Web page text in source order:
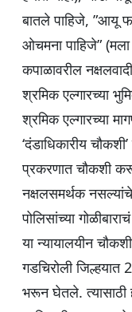
बातले पाहिजे, ”आयू
ओचमना पाहिजे” (मला
कपाळावरील
श्रमिक एल्गारच्या
श्रमिक एल्गारच्या
‘दंडाधिकारीय
प्रकरणात चौकशी
नक्षलसमर्थक
पोलिसांच्या
या न्यायालयीन
गडचिरोली जिल्हयात
भरून घेतले. त्यासाठी